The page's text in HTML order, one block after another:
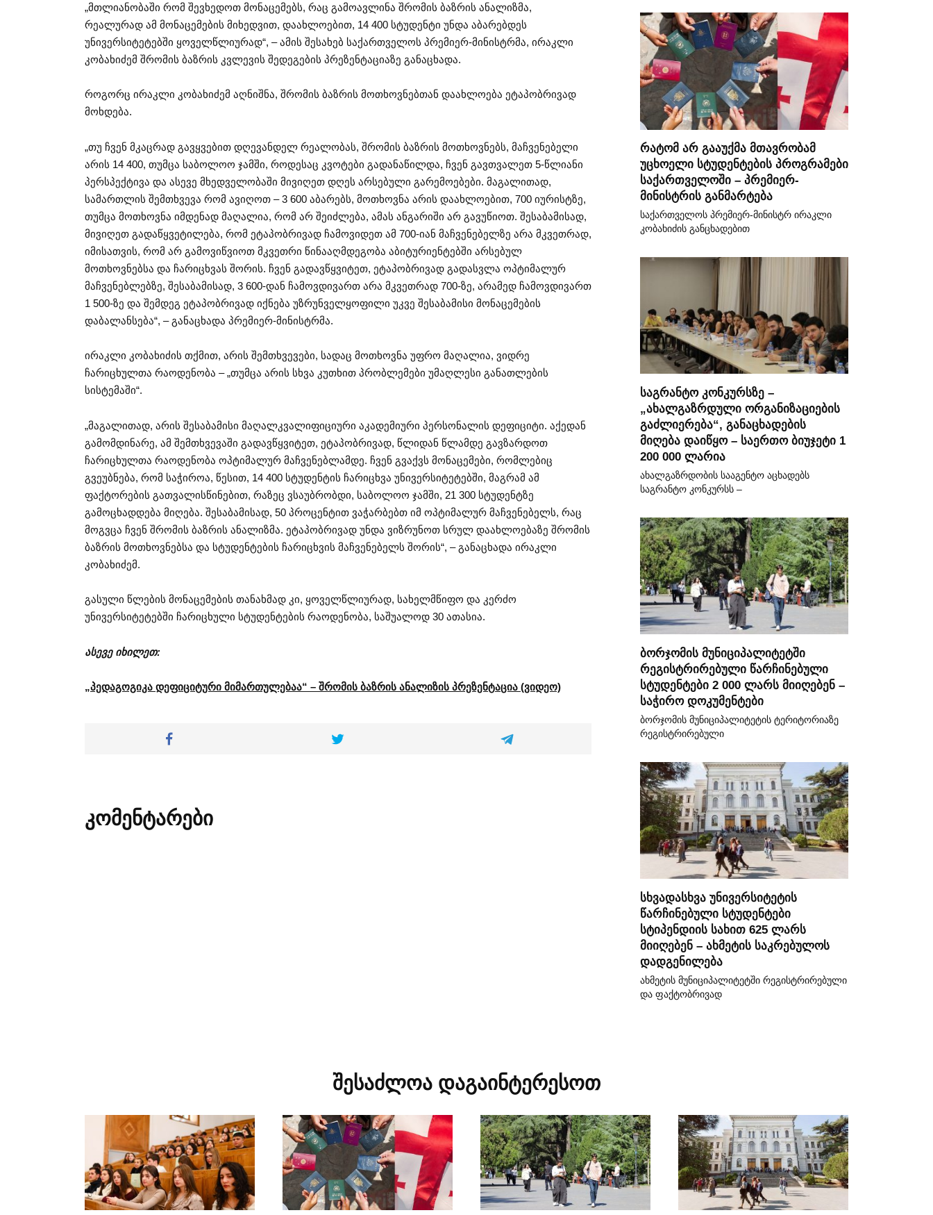
„მთლიანობაში რომ შევხედოთ მონაცემებს, რაც გამოავლინა შრომის ბაზრის ანალიზმა,
რეალურად ამ მონაცემების მიხედვით, დაახლოებით, 14 400 სტუდენტი უნდა აბარებდეს
უნივერსიტეტებში ყოველწლიურად“, – ამის შესახებ საქართველოს პრემიერ-მინისტრმა, ირაკლი
კობახიძემ შრომის ბაზრის კვლევის შედეგების პრეზენტაციაზე განაცხადა.
როგორც ირაკლი კობახიძემ აღნიშნა, შრომის ბაზრის მოთხოვნებთან დაახლოება ეტაპობრივად
მოხდება.
„თუ ჩვენ მკაცრად გავყვებით დღევანდელ რეალობას, შრომის ბაზრის მოთხოვნებს, მაჩვენებელი
არის 14 400, თუმცა საბოლოო ჯამში, როდესაც კვოტები გადანაწილდა, ჩვენ გავთვალეთ 5-წლიანი
პერსპექტივა და ასევე მხედველობაში მივიღეთ დღეს არსებული გარემოებები. მაგალითად,
სამართლის შემთხვევა რომ ავიღოთ – 3 600 აბარებს, მოთხოვნა არის დაახლოებით, 700 იურისტზე,
თუმცა მოთხოვნა იმდენად მაღალია, რომ არ შეიძლება, ამას ანგარიში არ გავუწიოთ. შესაბამისად,
მივიღეთ გადაწყვეტილება, რომ ეტაპობრივად ჩამოვიდეთ ამ 700-იან მაჩვენებელზე არა მკვეთრად,
იმისათვის, რომ არ გამოვიწვიოთ მკვეთრი წინააღმდეგობა აბიტურიენტებში არსებულ
მოთხოვნებსა და ჩარიცხვას შორის. ჩვენ გადავწყვიტეთ, ეტაპობრივად გადასვლა ოპტიმალურ
მაჩვენებლებზე, შესაბამისად, 3 600-დან ჩამოვდივართ არა მკვეთრად 700-ზე, არამედ ჩამოვდივართ
1 500-ზე და შემდეგ ეტაპობრივად იქნება უზრუნველყოფილი უკვე შესაბამისი მონაცემების
დაბალანსება“, – განაცხადა პრემიერ-მინისტრმა.
ირაკლი კობახიძის თქმით, არის შემთხვევები, სადაც მოთხოვნა უფრო მაღალია, ვიდრე
ჩარიცხულთა რაოდენობა – „თუმცა არის სხვა კუთხით პრობლემები უმაღლესი განათლების
სისტემაში“.
„მაგალითად, არის შესაბამისი მაღალკვალიფიციური აკადემიური პერსონალის დეფიციტი. აქედან
გამომდინარე, ამ შემთხვევაში გადავწყვიტეთ, ეტაპობრივად, წლიდან წლამდე გავზარდოთ
ჩარიცხულთა რაოდენობა ოპტიმალურ მაჩვენებლამდე. ჩვენ გვაქვს მონაცემები, რომლებიც
გვეუბნება, რომ საჭიროა, წესით, 14 400 სტუდენტის ჩარიცხვა უნივერსიტეტებში, მაგრამ ამ
ფაქტორების გათვალისწინებით, რაზეც ვსაუბრობდი, საბოლოო ჯამში, 21 300 სტუდენტზე
გამოცხადდება მიღება. შესაბამისად, 50 პროცენტით ვაჭარბებთ იმ ოპტიმალურ მაჩვენებელს, რაც
მოგვცა ჩვენ შრომის ბაზრის ანალიზმა. ეტაპობრივად უნდა ვიზრუნოთ სრულ დაახლოებაზე შრომის
ბაზრის მოთხოვნებსა და სტუდენტების ჩარიცხვის მაჩვენებელს შორის“, – განაცხადა ირაკლი
კობახიძემ.
გასული წლების მონაცემების თანახმად კი, ყოველწლიურად, სახელმწიფო და კერძო
უნივერსიტეტებში ჩარიცხული სტუდენტების რაოდენობა, საშუალოდ 30 ათასია.
ასევე იხილეთ:
„პედაგოგიკა დეფიციტური მიმართულებაა“ – შრომის ბაზრის ანალიზის პრეზენტაცია (ვიდეო)
კომენტარები
რატომ არ გააუქმა მთავრობამ
უცხოელი სტუდენტების პროგრამები
საქართველოში – პრემიერ-
მინისტრის განმარტება
საქართველოს პრემიერ-მინისტრ ირაკლი
კობახიძის განცხადებით
საგრანტო კონკურსზე –
„ახალგაზრდული ორგანიზაციების
გაძლიერება“, განაცხადების
მიღება დაიწყო – საერთო ბიუჯეტი 1
200 000 ლარია
ახალგაზრდობის სააგენტო აცხადებს
საგრანტო კონკურსს –
ბორჯომის მუნიციპალიტეტში
რეგისტრირებული წარჩინებული
სტუდენტები 2 000 ლარს მიიღებენ –
საჭირო დოკუმენტები
ბორჯომის მუნიციპალიტეტის ტერიტორიაზე
რეგისტრირებული
სხვადასხვა უნივერსიტეტის
წარჩინებული სტუდენტები
სტიპენდიის სახით 625 ლარს
მიიღებენ – ახმეტის საკრებულოს
დადგენილება
ახმეტის მუნიციპალიტეტში რეგისტრირებული
და ფაქტობრივად
შესაძლოა დაგაინტერესოთ